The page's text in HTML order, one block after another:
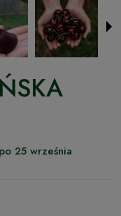
25 września